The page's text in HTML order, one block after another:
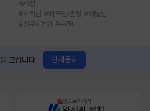
1천
#계략남 #외국인/혼혈 #재벌남
#친구>연인 #순진녀
을 모십니다. 연재문의
원스토어에서